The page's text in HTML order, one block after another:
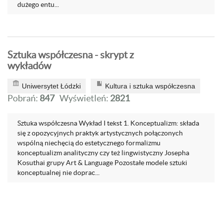
dużego entu...
Sztuka współczesna - skrypt z
wykładów
Uniwersytet Łódzki Kultura i sztuka współczesna
Pobrań: 847 Wyświetleń: 2821
Sztuka współczesna Wykład I tekst 1. Konceptualizm: składa
się z opozycyjnych praktyk artystycznych połączonych
wspólną niechęcią do estetycznego formalizmu
konceptualizm analityczny czy też lingwistyczny Josepha
Kosuthai grupy Art & Language Pozostałe modele sztuki
konceptualnej nie doprac...